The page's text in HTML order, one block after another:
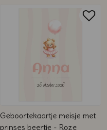
Geboortekaartje meisje met
prinses beertje - Roze